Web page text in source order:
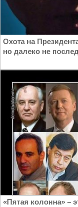
Охота на
но далеко не
«Пятая колонна» –